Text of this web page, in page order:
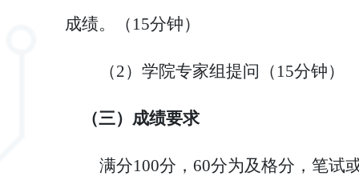
成绩。（ 15分钟）
（2）学院专家组提问（ 15分钟）
（三） 成绩要求
满分100分，60分为及格分 ， 笔试